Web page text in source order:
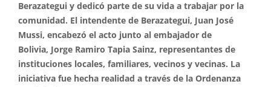
Berazategui y dedicó parte de su vida a trabajar por la
comunidad. El intendente de Berazategui, Juan José
Mussi, encabezó el acto junto al embajador de
Bolivia, Jorge Ramiro Tapia Sainz, representantes de
instituciones locales, familiares, vecinos y vecinas. La
iniciativa fue hecha realidad a través de la Ordenanza